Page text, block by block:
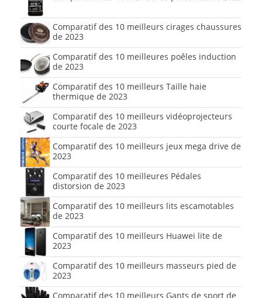
Comparatif des 10 meilleurs cirages chaussures
de 2023
Comparatif des 10 meilleures poêles induction
de 2023
Comparatif des 10 meilleurs Taille haie
thermique de 2023
Comparatif des 10 meilleurs vidéoprojecteurs
courte focale de 2023
Comparatif des 10 meilleurs jeux mega drive de
2023
Comparatif des 10 meilleures Pédales
distorsion de 2023
Comparatif des 10 meilleurs lits escamotables
de 2023
Comparatif des 10 meilleurs Huawei lite de
2023
Comparatif des 10 meilleurs masseurs pied de
2023
Comparatif des 10 meilleurs Gants de sport de